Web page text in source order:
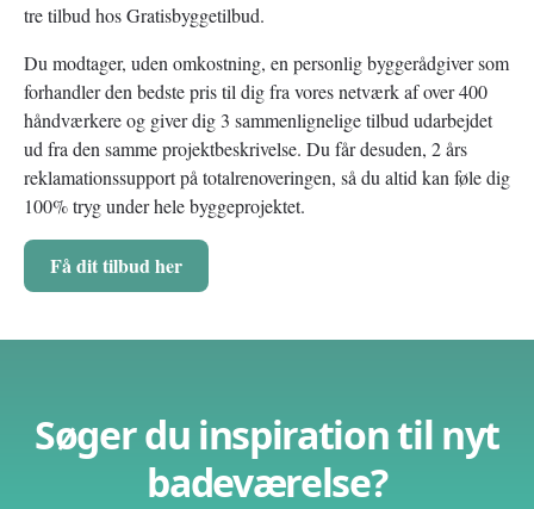
tre tilbud hos Gratisbyggetilbud.
Du modtager, uden omkostning, en personlig byggerådgiver som
forhandler den bedste pris til dig fra vores netværk af over 400
håndværkere og giver dig 3 sammenlignelige tilbud udarbejdet
ud fra den samme projektbeskrivelse. Du får desuden, 2 års
reklamationssupport på totalrenoveringen, så du altid kan føle dig
100% tryg under hele byggeprojektet.
Få dit tilbud her
Søger du inspiration til nyt
badeværelse?